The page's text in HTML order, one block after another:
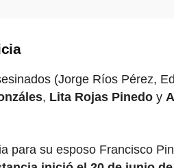
(Jorge Ríos Pérez,
, Lita Rojas Pinedo y
para su esposo Francisco